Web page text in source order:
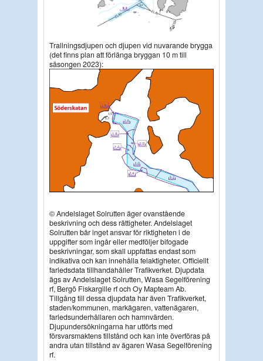
Trallningsdjupen och djupen vid nuvarande brygga
(det finns plan att förlänga bryggan 10 m till
säsongen 2023):
© Andelslaget Solrutten äger ovanstående
beskrivning och dess rättigheter. Andelslaget
Solrutten bär inget ansvar för riktigheten i de
uppgifter som ingår eller medföljer bifogade
beskrivningar, som skall uppfattas endast som
indikativa och kan innehålla felaktigheter. Officiellt
farledsdata tillhandahåller Trafikverket. Djupdata
ägs av Andelslaget Solrutten, Wasa Segelförening
rf, Bergö Fiskargille rf och Oy Mapteam Ab.
Tillgång till dessa djupdata har även Trafikverket,
staden/kommunen, markägaren, vattenägaren,
farledsunderhållaren och hamnvärden.
Djupundersökningarna har utförts med
försvarsmaktens tillstånd och kan inte överföras på
andra utan tillstånd av ägaren Wasa Segelförening
rf.